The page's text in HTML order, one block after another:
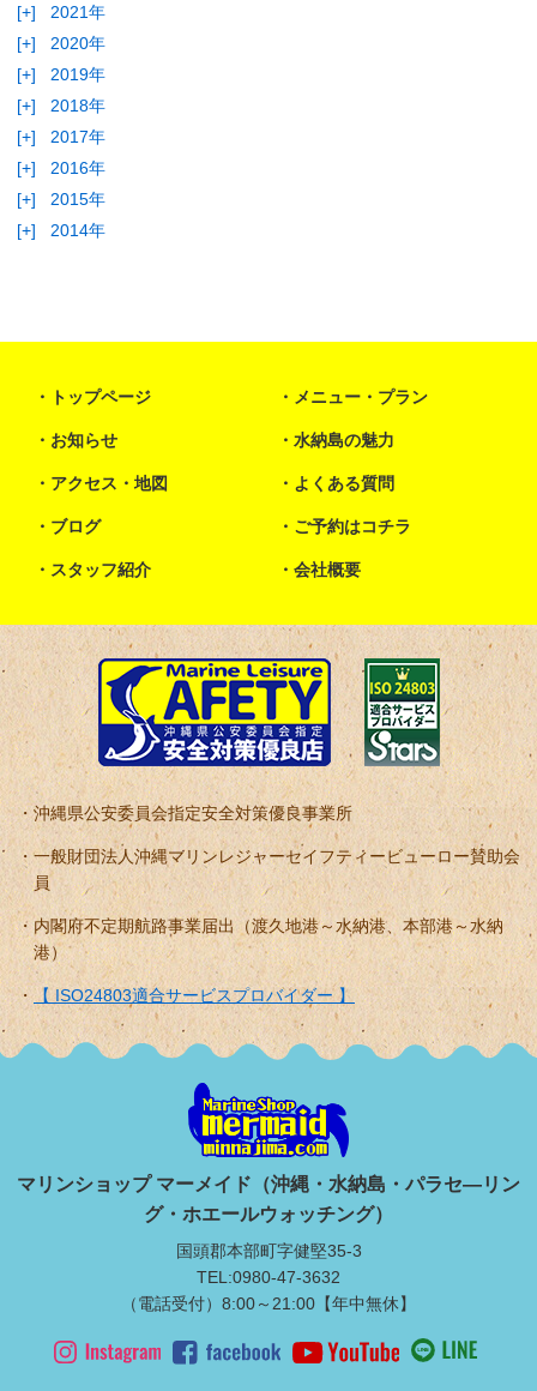
[+]
2021年
[+]
2020年
[+]
2019年
[+]
2018年
[+]
2017年
[+]
2016年
[+]
2015年
[+]
2014年
トップページ メニュー・プラン
お知らせ 水納島の魅力
アクセス・地図 よくある質問
ブログ ご予約はコチラ
スタッフ紹介 会社概要
沖縄県公安委員会指定安全対策優良事業所
一般財団法人沖縄マリンレジャーセイフティービューロー賛助会
員
内閣府不定期航路事業届出（渡久地港～水納港、本部港～水納
港）
【 ISO24803適合サービスプロバイダー 】
マリンショップ マーメイド（沖縄・水納島・パラセ―リン
グ・ホエールウォッチング）
国頭郡本部町字健堅35-3
TEL:0980-47-3632
（電話受付）8:00～21:00【年中無休】